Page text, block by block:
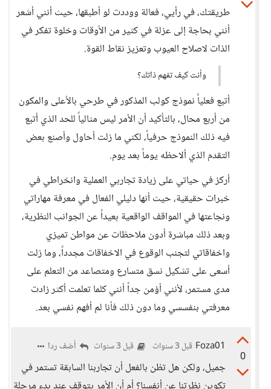
طريقتك، في رأيي، فعالة ووددت لو أطبقها، حيث أنني أشعر
أنني بحاجة إلى عزلة في كثير من الأوقات وخلوة تفكر في
الذات لاصلاح العيوب وتعزيز نقاط القوة.
وأنت كيف تفهم ذاتك؟
أتبع فعلياً نموذج كولب المذكور في طرحي بالأعلى والمكون
من أربع محال، بالتأكيد أن الأمر ليس مثالياً للحد الذي أتبع
فيه ذلك النموذج حرفياً، لكني ما زلت أحاول وأصنع بعض
التقدم الذي ألاحظه يوماً بعد يوم.
أركز في حياتي على زيادة تجاربي العملية وانخراطي في
خبرات حقيقية، حيث أنها دليلي الفعال في معرفة مهاراتي
ونجاعتها في المواقف الواقعية بعيداً عن الجوانب النظرية،
وبعد ذلك مباشرة أدون ملاحظات عن مواطن تميزي
واخفاقاتي لتجنب الوقوع في الاخفاقات مجدداً، وما زلت
أسعى على تشكيل نسق متسارع ومتصاعد من التعلم على
مدى مستمر، لأنني أؤمن جداً أنني كلما تعلمت أكثر زادت
معرفتي بنفسسي وما دون ذلك فأنا لم أفهم نفسي بعد.
0
Foza01 قبل 3 سنوات قبل 3 سنوات أضف ردا
جميل، ولكن هل تظن بالفعل أن تجاربنا السابقة تستمر في